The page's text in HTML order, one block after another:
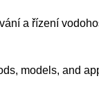
a řízení
models, and